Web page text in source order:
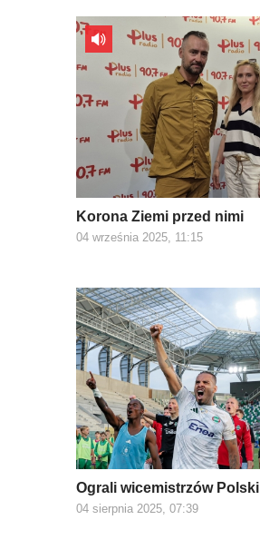
Korona Ziemi przed nimi
04 września 2025, 11:15
Ograli wicemistrzów Polski
04 sierpnia 2025, 07:39